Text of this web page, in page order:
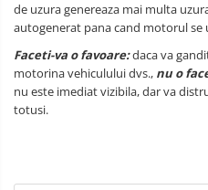
de uzura genereaza mai multa
autogenerat pana cand motorul se
Faceti-va o favoare:daca va
motorina vehiculului dvs., nu o
nu este imediat vizibila, dar va
totusi.